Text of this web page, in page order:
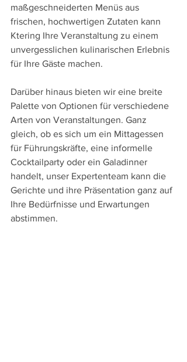
maßgeschneiderten Menüs aus
frischen, hochwertigen Zutaten kann
Ktering Ihre Veranstaltung zu einem
unvergesslichen kulinarischen Erlebnis
für Ihre Gäste machen.
Darüber hinaus bieten wir eine breite
Palette von Optionen für verschiedene
Arten von Veranstaltungen. Ganz
gleich, ob es sich um ein Mittagessen
für Führungskräfte, eine informelle
Cocktailparty oder ein Galadinner
handelt, unser Expertenteam kann die
Gerichte und ihre Präsentation ganz auf
Ihre Bedürfnisse und Erwartungen
abstimmen.